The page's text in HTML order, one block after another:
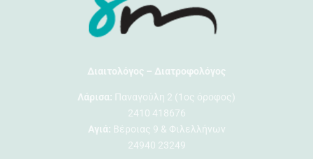
Διαιτολόγος – Διατροφολόγος
Λάρισα: Παναγούλη 2 (1ος όροφος)
2410 418676
Αγιά: Βέροιας 9 & Φιλελλήνων
24940 23249